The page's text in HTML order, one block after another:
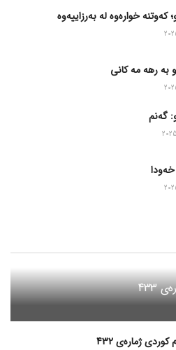
کەوتنە خوارەوە لە بەرزاییەوە
به رهه مه کانی
گەنم
خەودا
433
ژمارەی 432